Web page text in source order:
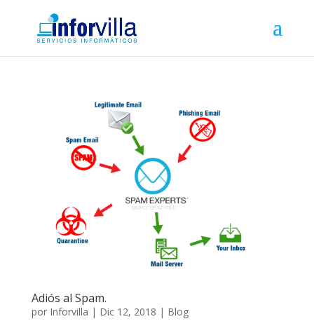
Adiós al Spam.
por Inforvilla | Dic 12, 2018 | Blog